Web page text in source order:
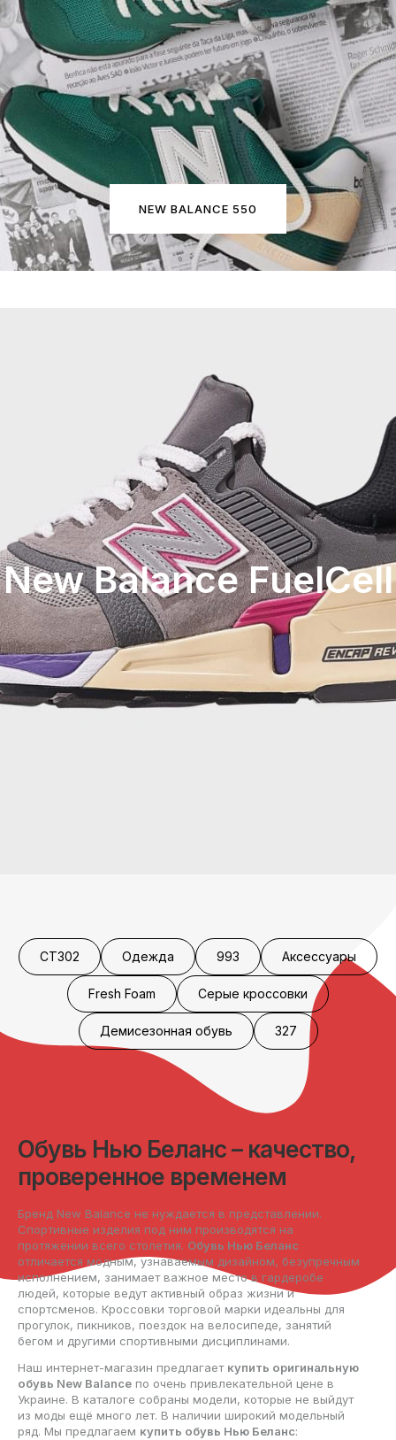
NEW BALANCE 550
New Balance FuelCell
CT302 Одежда 993 Аксессуары
Fresh Foam Серые кроссовки
Демисезонная обувь 327
Обувь Нью Беланс – качество,
проверенное временем
Бренд New Balance не нуждается в представлении.
Спортивные изделия под ним производятся на
протяжении всего столетия. Обувь Нью Беланс
отличается модным, узнаваемым дизайном, безупречным
исполнением, занимает важное место в гардеробе
людей, которые ведут активный образ жизни и
спортсменов. Кроссовки торговой марки идеальны для
прогулок, пикников, поездок на велосипеде, занятий
бегом и другими спортивными дисциплинами.
Наш интернет-магазин предлагает купить оригинальную
обувь New Balance по очень привлекательной цене в
Украине. В каталоге собраны модели, которые не выйдут
из моды ещё много лет. В наличии широкий модельный
ряд. Мы предлагаем купить обувь Нью Беланс: